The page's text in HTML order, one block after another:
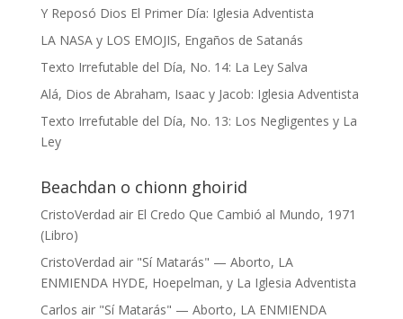
Y Reposó Dios El Primer Día: Iglesia Adventista
LA NASA y LOS EMOJIS, Engaños de Satanás
Texto Irrefutable del Día, No. 14: La Ley Salva
Alá, Dios de Abraham, Isaac y Jacob: Iglesia Adventista
Texto Irrefutable del Día, No. 13: Los Negligentes y La
Ley
Beachdan o chionn ghoirid
CristoVerdad air El Credo Que Cambió al Mundo, 1971
(Libro)
CristoVerdad air "Sí Matarás" — Aborto, LA
ENMIENDA HYDE, Hoepelman, y La Iglesia Adventista
Carlos air "Sí Matarás" — Aborto, LA ENMIENDA